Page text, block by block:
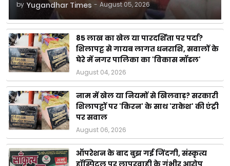
by Yugandhar Times - August 05, 2026
85 लाख का खेल या पारदर्शिता पर पर्दा?
शिलापट्ट से गायब लागत धनराशि, सवालों के
घेरे में नगर पालिका का 'विकास मॉडल'
August 04, 2026
नाम में खेल या नियमों से खिलवाड़? सरकारी
शिलापट्टों पर 'किरन' के साथ 'राकेश' की एंट्री
पर सवाल
August 06, 2026
ऑपरेशन के बाद बुझ गई जिंदगी, संस्कृत्य